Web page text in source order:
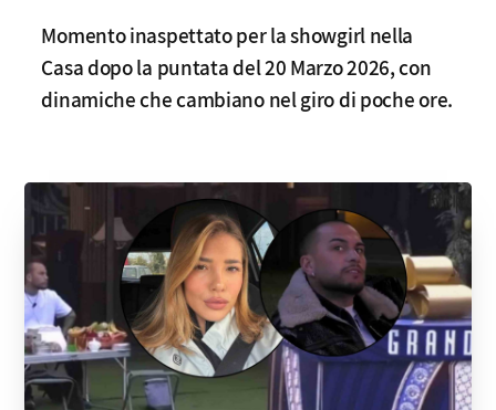
Momento inaspettato per la showgirl nella
Casa dopo la puntata del 20 Marzo 2026, con
dinamiche che cambiano nel giro di poche ore.